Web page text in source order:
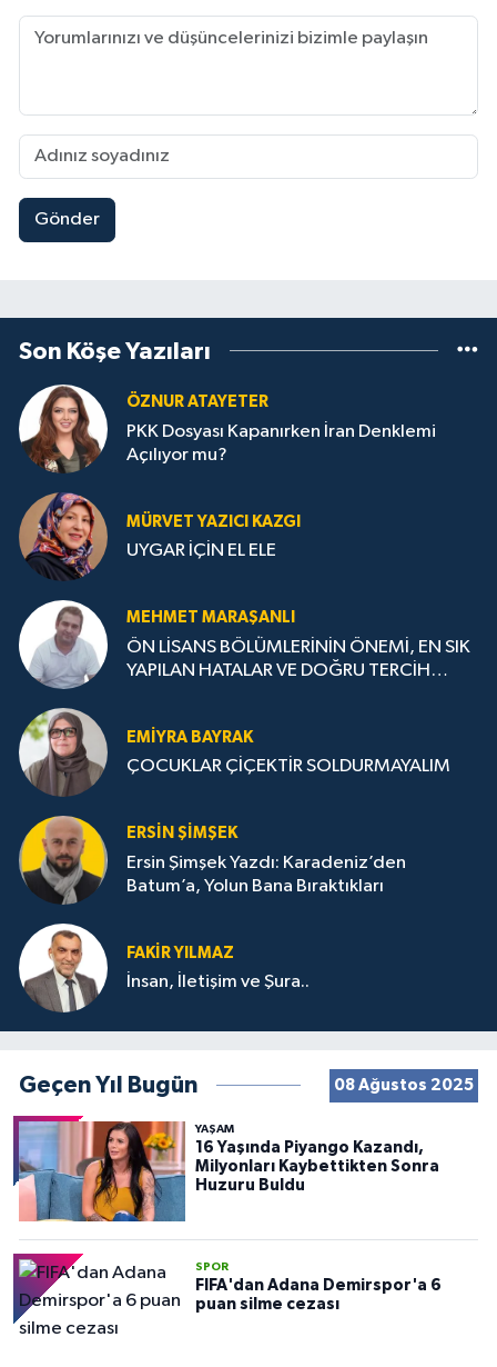
Gönder
Son Köşe Yazıları
ÖZNUR ATAYETER
PKK Dosyası Kapanırken İran Denklemi
Açılıyor mu?
MÜRVET YAZICI KAZGI
UYGAR İÇİN EL ELE
MEHMET MARAŞANLI
ÖN LİSANS BÖLÜMLERİNİN ÖNEMİ, EN SIK
YAPILAN HATALAR VE DOĞRU TERCİH
EMIYRA BAYRAK
ÇOCUKLAR ÇİÇEKTİR SOLDURMAYALIM
ERSIN ŞIMŞEK
Ersin Şimşek Yazdı: Karadeniz’den
Batum’a, Yolun Bana Bıraktıkları
FAKIR YILMAZ
İnsan, İletişim ve Şura..
Geçen Yıl Bugün 08 Ağustos 2025
YAŞAM
16 Yaşında Piyango Kazandı,
Milyonları Kaybettikten Sonra
Huzuru Buldu
SPOR
FIFA'dan Adana Demirspor'a 6
puan silme cezası